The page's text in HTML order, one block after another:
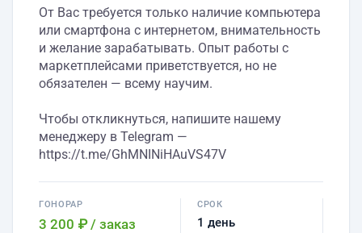
От Вас требуется только наличие компьютера
или смартфона с интернетом, внимательность
и желание зарабатывать. Опыт работы с
маркетплейсами приветствуется, но не
обязателен — всему научим.
Чтобы откликнуться, напишите нашему
менеджеру в Telegram —
https://t.me/GhMNINiHAuVS47V
ГОНОРАР
3 200 ₽ / заказ
СРОК
1 день